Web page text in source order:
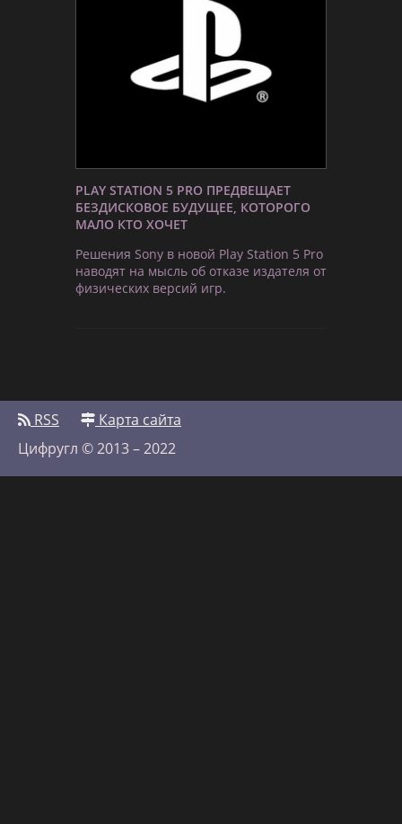
PLAY STATION 5 PRO ПРЕДВЕЩАЕТ
БЕЗДИСКОВОЕ БУДУЩЕЕ, КОТОРОГО
МАЛО КТО ХОЧЕТ
Решения Sony в новой Play Station 5 Pro
наводят на мысль об отказе издателя от
физических версий игр.
RSS
Карта сайта
Цифругл © 2013 – 2022